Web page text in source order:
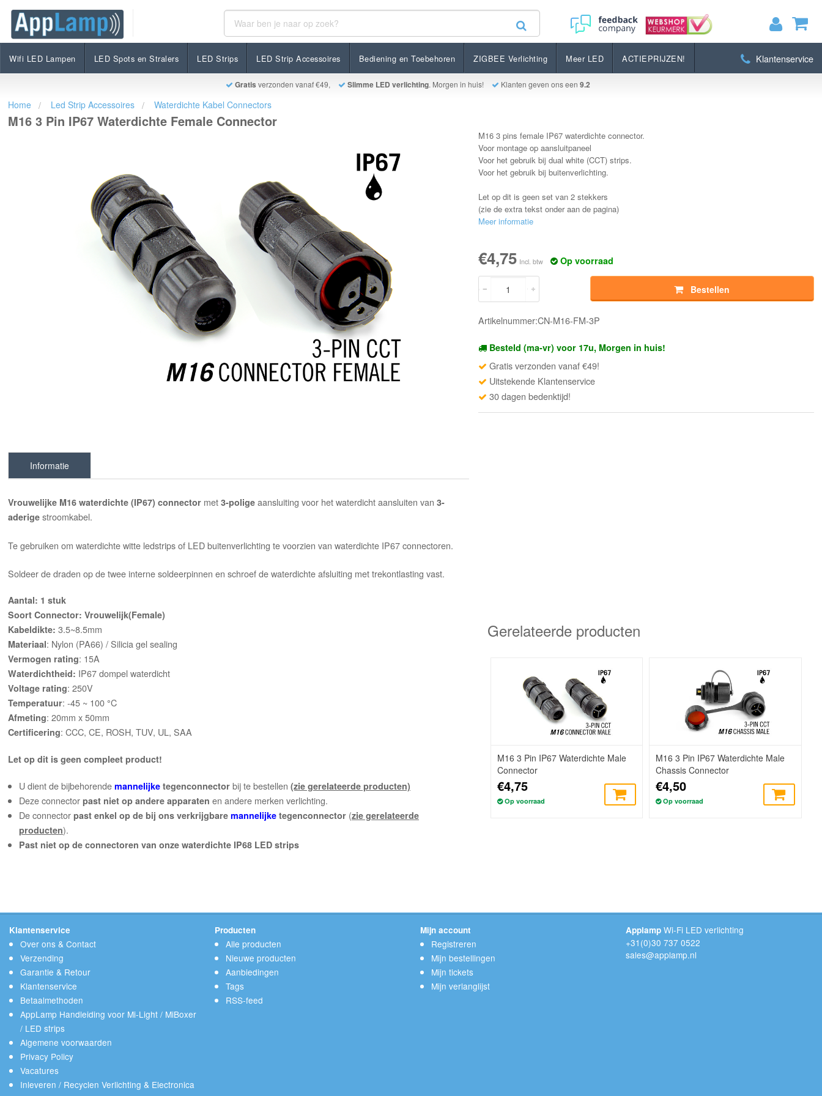
MIJN WINKELWAGEN
Wifi LED Lampen LED Spots en Stralers LED Strips LED Strip Accessoires Bediening en Toebehoren ZIGBEE Verlichting Meer LED ACTIEPRIJZEN! Klantenservice
Gratis verzonden vanaf €49, Slimme LED verlichting. Morgen in huis! Klanten geven ons een 9.2
M16 3 Pin IP67 Waterdichte Female Connector
€4,75 Op voorraad
Bestellen
Home Led Strip Accessoires Waterdichte Kabel Connectors
M16 3 Pin IP67 Waterdichte Female Connector
M16 3 pins female IP67 waterdichte connector.
Voor montage op aansluitpaneel
Voor het gebruik bij dual white (CCT) strips.
Voor het gebruik bij buitenverlichting.
Let op dit is geen set van 2 stekkers
(zie de extra tekst onder aan de pagina)
Meer informatie
€4,75 Incl. btw Op voorraad
Bestellen
Artikelnummer:CN-M16-FM-3P
Besteld (ma-vr) voor 17u, Morgen in huis!
Gratis verzonden vanaf €49!
Uitstekende Klantenservice
30 dagen bedenktijd!
Informatie
Vrouwelijke M16 waterdichte (IP67) connector met3-polige aansluiting voor het waterdicht aansluiten van3-
aderige stroomkabel.
Te gebruiken om waterdichte witte ledstrips of LED buitenverlichting te voorzien van waterdichte IP67 connectoren.
Soldeer de draden op de twee interne soldeerpinnen en schroef de waterdichte afsluiting met trekontlasting vast.
Aantal: 1 stuk
Soort Connector: Vrouwelijk(Female)
Kabeldikte:3.5~8.5mm
Materiaal: Nylon (PA66) / Silicia gel sealing
Vermogen rating: 15A
Waterdichtheid: IP67 dompel waterdicht
Voltage rating: 250V
Temperatuur: -45 ~ 100 °C
Afmeting: 20mm x 50mm
Certificering: CCC, CE, ROSH, TUV, UL, SAA
Let op dit is geen compleet product!
U dient de bijbehorendemannelijke tegenconnector bij te bestellen(zie gerelateerde producten)
Deze connectorpast niet op andere apparaten en andere merken verlichting.
De connectorpast enkel op de bij ons verkrijgbaremannelijke tegenconnector (zie gerelateerde
producten).
Past niet op de connectoren van onze waterdichte IP68 LED strips
Gerelateerde producten
M16 3 Pin IP67 Waterdichte Male
Connector
€4,75
Op voorraad
M16 3 Pin IP67 Waterdichte Male
Chassis Connector
€4,50
Op voorraad
Klantenservice
Over ons & Contact
Verzending
Garantie & Retour
Klantenservice
Betaalmethoden
AppLamp Handleiding voor Mi-Light / MiBoxer
/ LED strips
Algemene voorwaarden
Privacy Policy
Vacatures
Inleveren / Recyclen Verlichting & Electronica
Producten
Alle producten
Nieuwe producten
Aanbiedingen
Tags
RSS-feed
Mijn account
Registreren
Mijn bestellingen
Mijn tickets
Mijn verlanglijst
Applamp Wi-Fi LED verlichting
+31(0)30 737 0522
sales@applamp.nl